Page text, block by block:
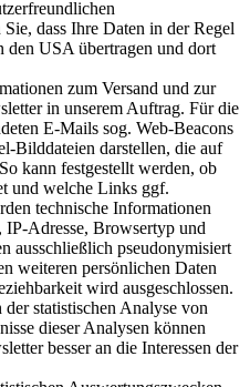
dass Ihre Daten in der Regel
USA übertragen und dort
zum Versand und zur
in unserem Auftrag. Für die
E-Mails sog. Web-Beacons
Bilddateien darstellen, die auf
kann festgestellt werden, ob
und welche Links ggf.
technische Informationen
Adresse, Browsertyp und
ausschließlich pseudonymisiert
weiteren persönlichen Daten
wird ausgeschlossen.
statistischen Analyse von
dieser Analysen können
besser an die Interessen der